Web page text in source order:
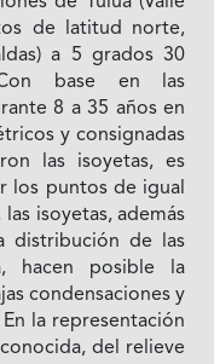
de latitud norte,
a 5 grados 30
base en las
8 a 35 años en
y consignadas
las isoyetas, es
los puntos de igual
isoyetas, además
distribución de las
hacen posible la
condensaciones y
la representación
del relieve